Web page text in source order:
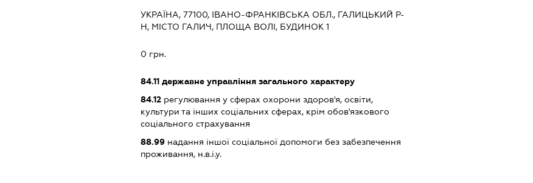
УКРАЇНА, 77100, ІВАНО-ФРАНКІВСЬКА ОБЛ., ГАЛИЦЬКИЙ Р-
Н, МІСТО ГАЛИЧ, ПЛОЩА ВОЛІ, БУДИНОК 1
0 грн.
84.11державне управління загального характеру
84.12регулювання у сферах охорони здоров'я, освіти,
культури та інших соціальних сферах, крім обов'язкового
соціального страхування
88.99надання іншої соціальної допомоги без забезпечення
проживання, н.в.і.у.